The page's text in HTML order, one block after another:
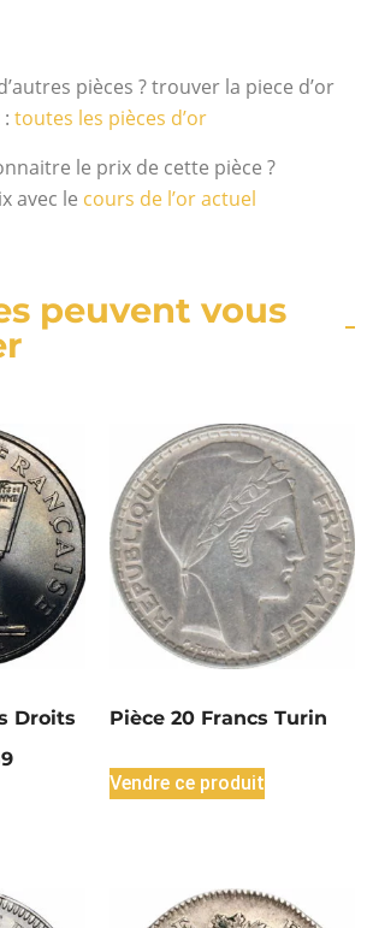
pièces ? trouver la piece d’or
toutes les pièces d’or
le prix de cette pièce ?
avec le cours de l’or actuel
peuvent vous
Droits
Pièce 20 Francs Turin
Vendre ce produit